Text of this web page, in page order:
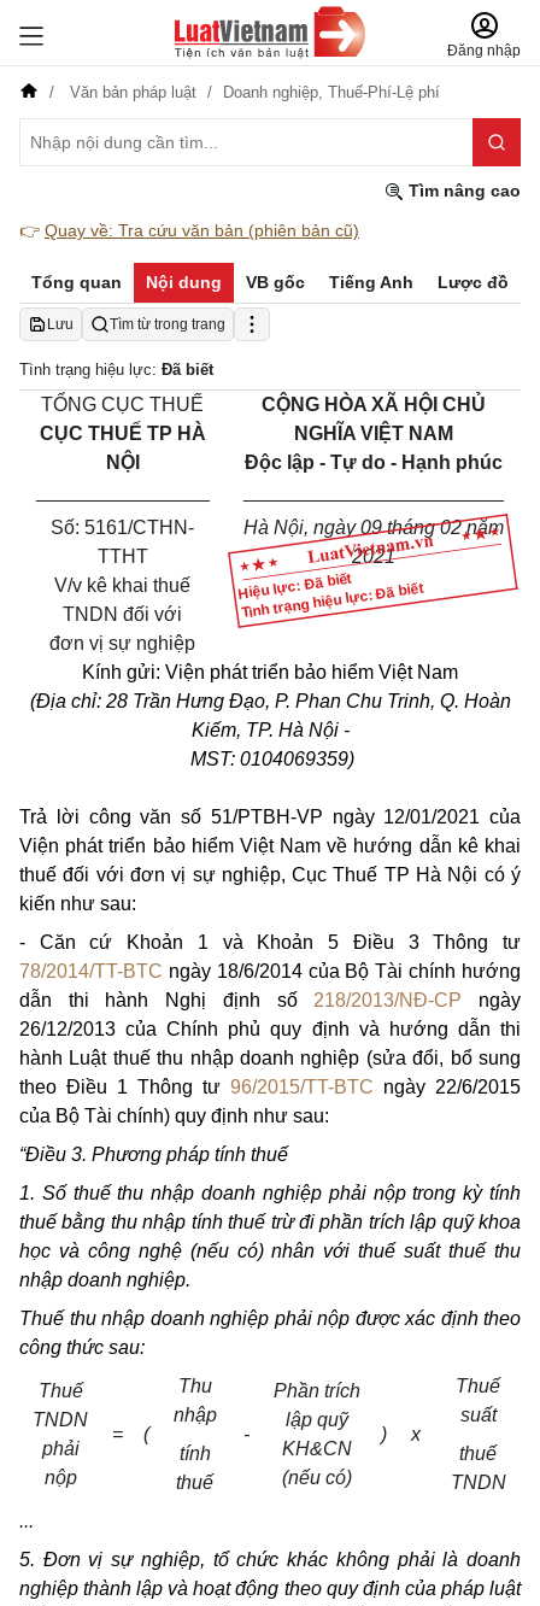
Đăng nhập
Văn bản pháp luật Doanh nghiệp, Thuế-Phí-Lệ phí
Tìm nâng cao
👉 Quay về: Tra cứu văn bản (phiên bản cũ)
Tổng quan Nội dung VB gốc Tiếng Anh Lược đồ
Lưu Tìm từ trong trang
Tình trạng hiệu lực: Đã biết
Hiệu lực: Đã biết
Tình trạng hiệu lực: Đã biết
TỔNG CỤC THUẾ
CỤC THUẾ TP HÀ
NỘI
CỘNG HÒA XÃ HỘI CHỦ
NGHĨA VIỆT NAM
Độc lập - Tự do - Hạnh phúc
Số: 5161/CTHN-
TTHT
V/v kê khai thuế
TNDN đối với
đơn vị sự nghiệp
Hà Nội, ngày09tháng02năm
2021
Kính gửi: Viện phát triển bảo hiểm Việt Nam
(Địa chỉ: 28 Trần Hưng Đạo, P. Phan Chu Trinh, Q. Hoàn
Kiếm, TP. Hà Nội -
MST: 0104069359)
Trả lời công văn số 51/PTBH-VP ngày 12/01/2021 của
Viện phát triển bảo hiểm Việt Nam về hướng dẫn kê khai
thuế đối với đơn vị sự nghiệp, Cục Thuế TP Hà Nội có ý
kiến như sau:
- Căn cứ Khoản 1 và Khoản 5 Điều 3 Thông tư
78/2014/TT-BTC ngày 18/6/2014 của Bộ Tài chính hướng
dẫn thi hành Nghị định số 218/2013/NĐ-CP ngày
26/12/2013 của Chính phủ quy định và hướng dẫn thi
hành Luật thuế thu nhập doanh nghiệp (sửa đổi, bổ sung
theo Điều 1 Thông tư 96/2015/TT-BTC ngày 22/6/2015
của Bộ Tài chính) quy định như sau:
“Điều 3. Phương pháp tính thuế
1. Số thuế thu nhập doanh nghiệp phải nộp trong kỳ tính
thuế bằng thu nhập tính thuế trừ đi phần trích lập quỹ khoa
học và công nghệ (nếu có) nhân với thuế suất thuế thu
nhập doanh nghiệp.
Thuế thu nhập doanh nghiệp phải nộp được xác định theo
công thức sau:
Thuế
TNDN
phải
nộp
= (
Thu
nhập
tính
thuế
-
Phần trích
lập quỹ
KH&CN
(nếu có)
) x
Thuế
suất
thuế
TNDN
...
5. Đơn vị sự nghiệp, tổ chức khác không phải là doanh
nghiệp thành lập và hoạt động theo quy định của pháp luật